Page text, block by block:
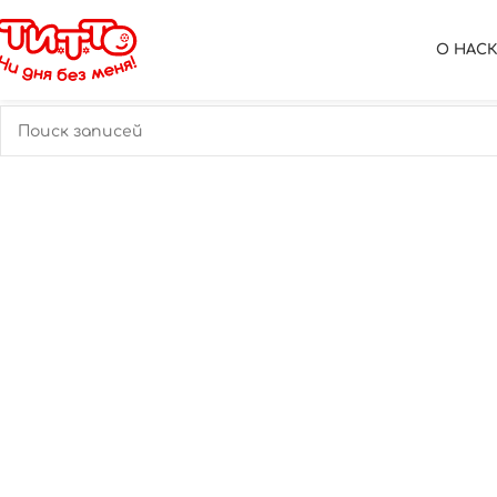
О НАС
Ничего не найдено
К сожалению, ничего не найдено. Возможно,